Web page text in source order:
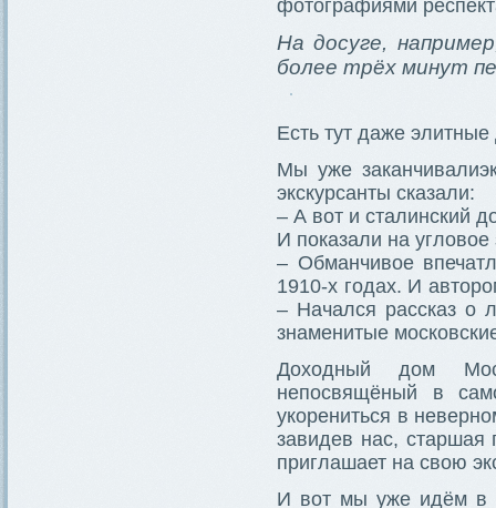
фотографиями
На досуге,
более трёх минут
Есть тут даже
Мы уже
экскурсанты сказали:
– А вот и сталинский
И показали на
– Обманчивое
1910-х годах. И
– Начался рассказ о
знаменитые
Доходный дом
непосвящёный в
укорениться в
завидев нас, старшая
приглашает на свою
И вот мы уже идём в